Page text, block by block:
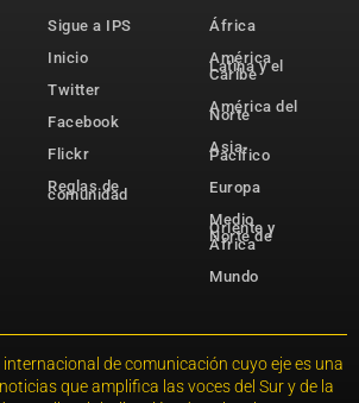
Sigue a IPS
Inicio
Twitter
Facebook
Flickr
Reglas de
comunidad
África
América
Latina y el
Caribe
América del
Norte
Asia-
Pacífico
Europa
Medio
Oriente y
Norte de
África
Mundo
de comunicación cuyo eje es una
que amplifica las voces del Sur y de la